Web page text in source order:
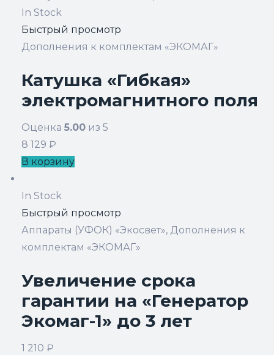
In Stock
Быстрый просмотр
Дополнения к комплектам «ЭКОМАГ»
Катушка «Гибкая»
электромагнитного поля
Оценка 5.00 из 5
8 129 ₽
В корзину
In Stock
Быстрый просмотр
Аппараты (УФОК) «Экосвет», Дополнения к
комплектам «ЭКОМАГ»
Увеличение срока
гарантии на «Генератор
Экомаг-1» до 3 лет
1 210 ₽